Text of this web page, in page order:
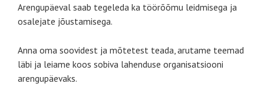
Arengupäeval saab tegeleda ka töörõõmu leidmisega ja
osalejate jõustamisega.
Anna oma soovidest ja mõtetest teada, arutame teemad
läbi ja leiame koos sobiva lahenduse organisatsiooni
arengupäevaks.